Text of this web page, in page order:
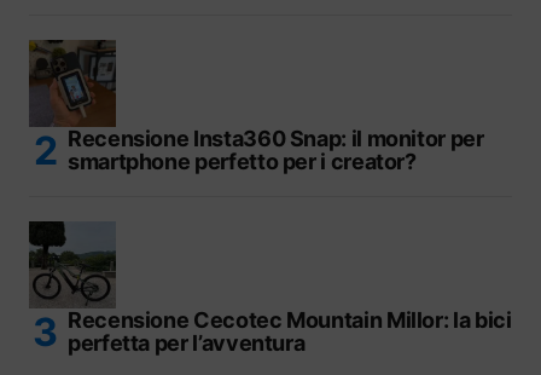
Recensione Insta360 Snap: il monitor per
smartphone perfetto per i creator?
Recensione Cecotec Mountain Millor: la bici
perfetta per l’avventura